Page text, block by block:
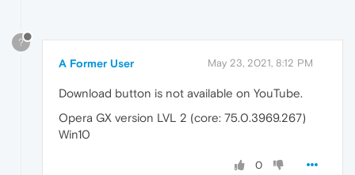
?
A Former User May 23, 2021, 8:12 PM
Download button is not available on YouTube.
Opera GX version LVL 2 (core: 75.0.3969.267)
Win10
0